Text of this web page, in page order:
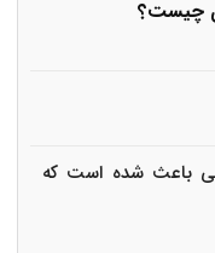
چیست؟
باعث شده است که